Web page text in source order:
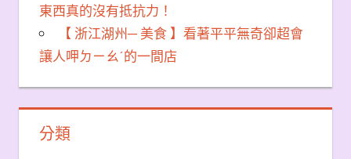
東西真的沒有抵抗力！
【 浙江湖州─ 美食 】看著平平無奇卻超會
讓人呷ㄉㄧㄠˊ的一間店
分類